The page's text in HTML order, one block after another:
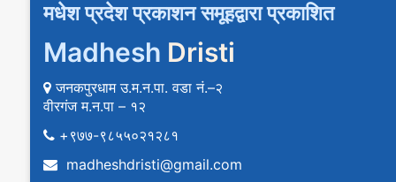
मधेश प्रदेश प्रकाशन समूहद्वारा प्रकाशित
Madhesh Dristi
जनकपुरधाम उ.म.न.पा. वडा नं.–२
वीरगंज म.न.पा – १२
+९७७-९८५५०२१२८१
madheshdristi@gmail.com